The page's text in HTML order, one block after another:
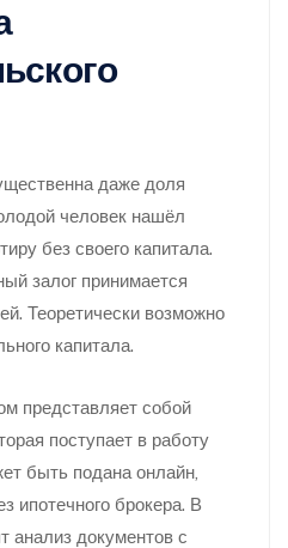
даже доля
человек нашёл
без своего капитала.
залог принимается
Теоретически возможно
капитала.
представляет собой
поступает в работу
быть подана онлайн,
ипотечного брокера. В
анализ документов с